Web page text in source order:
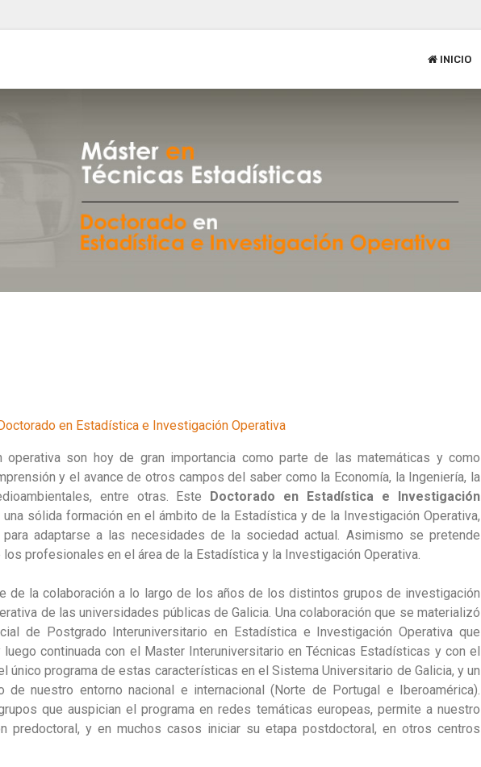
INICIO
en Estadística e Investigación Operativa
son hoy de gran importancia como parte de las matemáticas y como
y el avance de otros campos del saber como la Economía, la Ingeniería, la
entre otras. Este Doctorado en Estadística e Investigación
sólida formación en el ámbito de la Estadística y de la Investigación Operativa,
para adaptarse a las necesidades de la sociedad actual. Asimismo se pretende
profesionales en el área de la Estadística y la Investigación Operativa.
de la colaboración a lo largo de los años de los distintos grupos de investigación
de las universidades públicas de Galicia. Una colaboración que se materializó
de Postgrado Interuniversitario en Estadística e Investigación Operativa que
continuada con el Master Interuniversitario en Técnicas Estadísticas y con el
único programa de estas características en el Sistema Universitario de Galicia, y un
de nuestro entorno nacional e internacional (Norte de Portugal e Iberoamérica).
que auspician el programa en redes temáticas europeas, permite a nuestro
predoctoral, y en muchos casos iniciar su etapa postdoctoral, en otros centros